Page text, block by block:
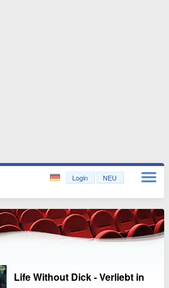
Login NEU
Life Without Dick - Verliebt in